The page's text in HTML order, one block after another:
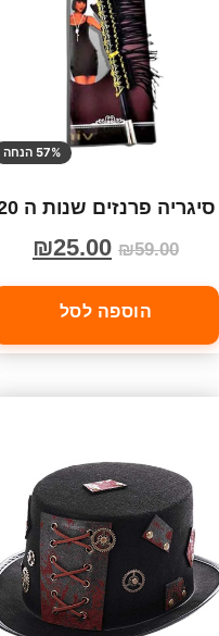
57% הנחה
סיגריה פרנזים שנות ה 20
₪59.00
₪25.00
הוספה לסל